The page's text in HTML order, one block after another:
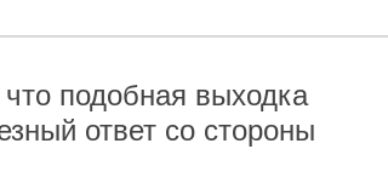
подобная выходка
ответ со стороны